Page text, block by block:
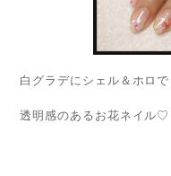
白グラデにシェル＆ホロで
透明感のあるお花ネイル♡